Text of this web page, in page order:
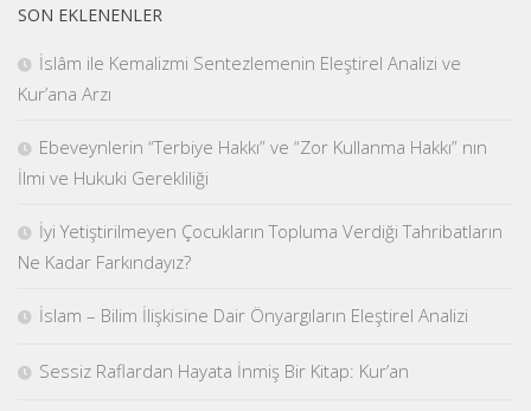
SON EKLENENLER
İslâm ile Kemalizmi Sentezlemenin Eleştirel Analizi ve
Kur’ana Arzı
Ebeveynlerin “Terbiye Hakkı” ve “Zor Kullanma Hakkı” nın
İlmi ve Hukuki Gerekliliği
İyi Yetiştirilmeyen Çocukların Topluma Verdiği Tahribatların
Ne Kadar Farkındayız?
İslam – Bilim İlişkisine Dair Önyargıların Eleştirel Analizi
Sessiz Raflardan Hayata İnmiş Bir Kitap: Kur’an